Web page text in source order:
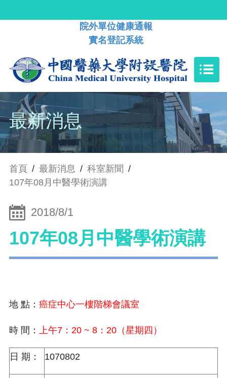
院外單位健康通報
實名登記系統
最新消息
首頁 / 最新消息 / 科室新聞 /
107年08月中醫學術演講
2018/8/1
107年08月中醫學術演講
地 點： 癌症中心一樓階梯會議室
時 間： 上午7：20 ~ 8：20（星期四）
日 期： 1070802